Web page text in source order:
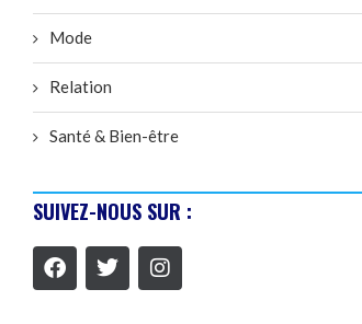
Mode
Relation
Santé & Bien-être
SUIVEZ-NOUS SUR :